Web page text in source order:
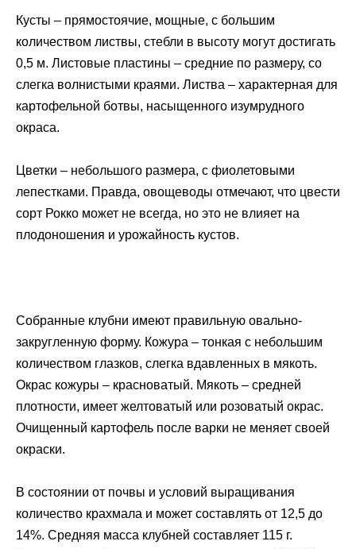
Кусты – прямостоячие, мощные, с большим
количеством листвы, стебли в высоту могут достигать
0,5 м. Листовые пластины – средние по размеру, со
слегка волнистыми краями. Листва – характерная для
картофельной ботвы, насыщенного изумрудного
окраса.
Цветки – небольшого размера, с фиолетовыми
лепестками. Правда, овощеводы отмечают, что цвести
сорт Рокко может не всегда, но это не влияет на
плодоношения и урожайность кустов.
Собранные клубни имеют правильную овально-
закругленную форму. Кожура – тонкая с небольшим
количеством глазков, слегка вдавленных в мякоть.
Окрас кожуры – красноватый. Мякоть – средней
плотности, имеет желтоватый или розоватый окрас.
Очищенный картофель после варки не меняет своей
окраски.
В состоянии от почвы и условий выращивания
количество крахмала и может составлять от 12,5 до
14%. Средняя масса клубней составляет 115 г.